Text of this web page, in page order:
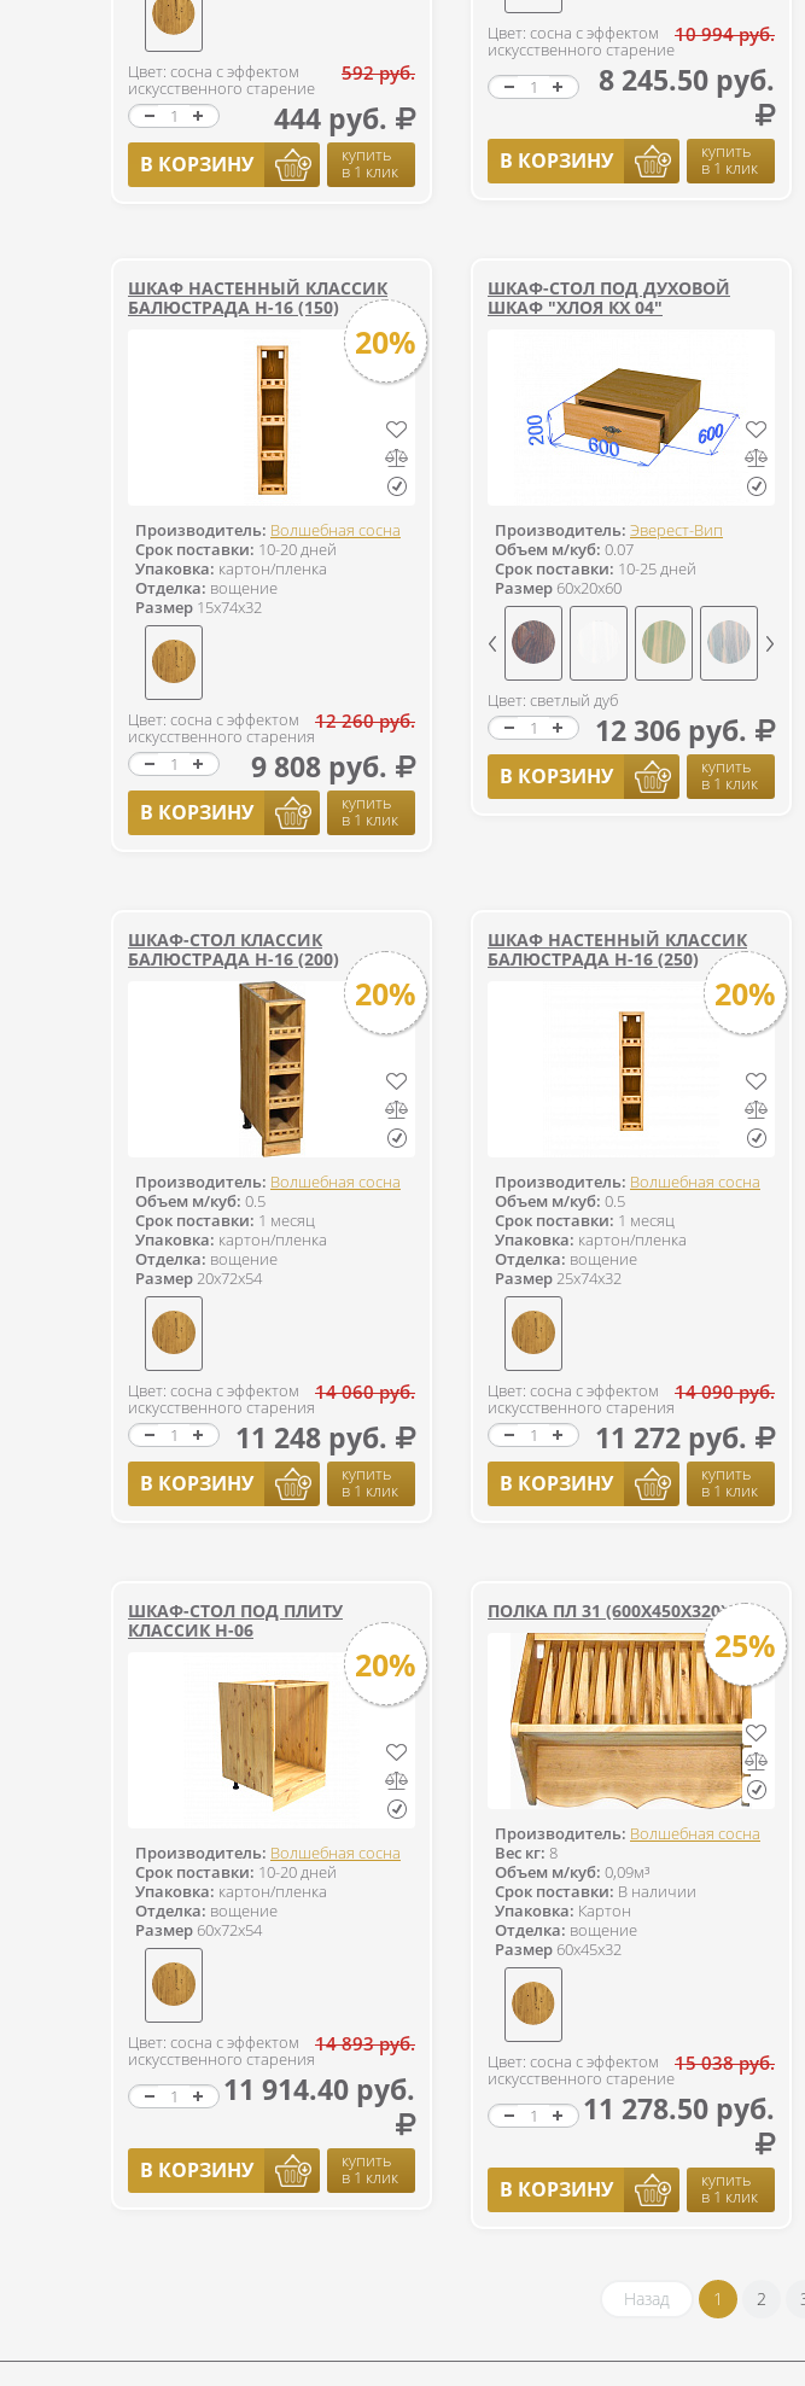
Цвет: сосна с эффектом
искусственного старение
592 руб.
444 руб.
В КОРЗИНУ купить
в 1 клик
Цвет: сосна с эффектом
искусственного старение
10 994 руб.
8 245.50 руб.
В КОРЗИНУ купить
в 1 клик
ШКАФ НАСТЕННЫЙ КЛАССИК
БАЛЮСТРАДА Н-16 (150)
20%
Производитель: Волшебная сосна
Срок поставки: 10-20 дней
Упаковка: картон/пленка
Отделка: вощение
Размер 15x74x32
Цвет: сосна с эффектом
искусственного старения
12 260 руб.
9 808 руб.
В КОРЗИНУ купить
в 1 клик
ШКАФ-СТОЛ ПОД ДУХОВОЙ
ШКАФ "ХЛОЯ КХ 04"
Производитель: Эверест-Вип
Объем м/куб: 0.07
Срок поставки: 10-25 дней
Размер 60x20x60
Цвет: светлый дуб
12 306 руб.
В КОРЗИНУ купить
в 1 клик
ШКАФ-СТОЛ КЛАССИК
БАЛЮСТРАДА Н-16 (200)
20%
Производитель: Волшебная сосна
Объем м/куб: 0.5
Срок поставки: 1 месяц
Упаковка: картон/пленка
Отделка: вощение
Размер20x72x54
Цвет: сосна с эффектом
искусственного старения
14 060 руб.
11 248 руб.
В КОРЗИНУ купить
в 1 клик
ШКАФ НАСТЕННЫЙ КЛАССИК
БАЛЮСТРАДА Н-16 (250)
20%
Производитель: Волшебная сосна
Объем м/куб: 0.5
Срок поставки: 1 месяц
Упаковка: картон/пленка
Отделка: вощение
Размер25x74x32
Цвет: сосна с эффектом
искусственного старения
14 090 руб.
11 272 руб.
В КОРЗИНУ купить
в 1 клик
ШКАФ-СТОЛ ПОД ПЛИТУ
КЛАССИК Н-06
20%
Производитель: Волшебная сосна
Срок поставки: 10-20 дней
Упаковка: картон/пленка
Отделка: вощение
Размер 60x72x54
Цвет: сосна с эффектом
искусственного старения
14 893 руб.
11 914.40 руб.
В КОРЗИНУ купить
в 1 клик
ПОЛКА ПЛ 31 (600Х450Х320)
25%
Производитель: Волшебная сосна
Вес кг: 8
Объем м/куб: 0,09м³
Срок поставки: В наличии
Упаковка: Картон
Отделка: вощение
Размер 60x45x32
Цвет: сосна с эффектом
искусственного старение
15 038 руб.
11 278.50 руб.
В КОРЗИНУ купить
в 1 клик
Назад 1 2